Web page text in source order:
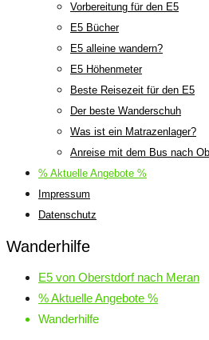
Vorbereitung für den E5
E5 Bücher
E5 alleine wandern?
E5 Höhenmeter
Beste Reisezeit für den E5
Der beste Wanderschuh
Was ist ein Matrazenlager?
Anreise mit dem Bus nach
% Aktuelle Angebote %
Impressum
Datenschutz
Wanderhilfe
E5 von Oberstdorf nach Meran
% Aktuelle Angebote %
Wanderhilfe